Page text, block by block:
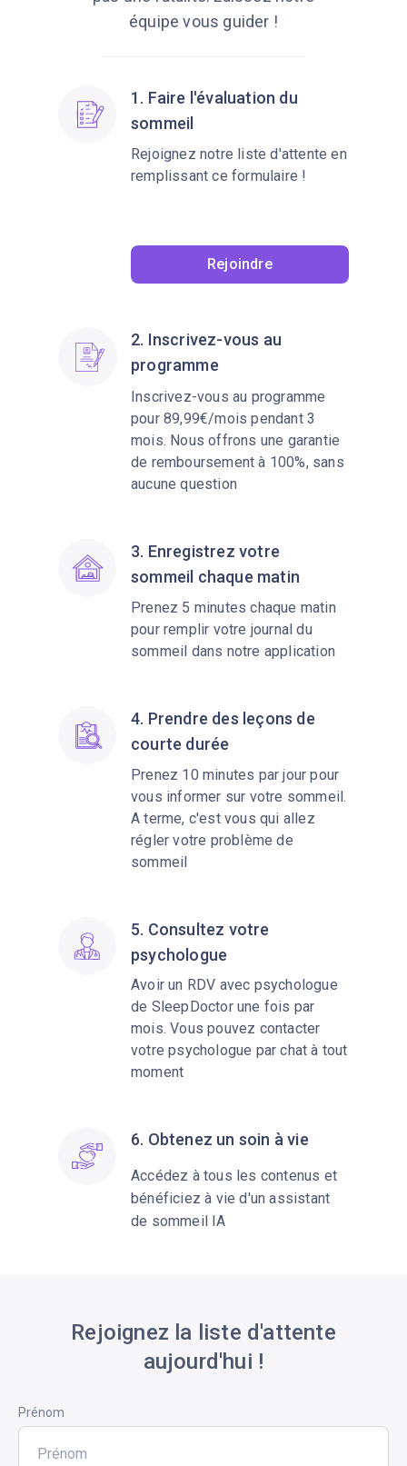
équipe vous guider !
Rejoignez notre liste d'attente en
remplissant ce formulaire !
Inscrivez-vous au programme
pour 89,99€/mois pendant 3
mois. Nous offrons une garantie
de remboursement à 100%, sans
aucune question
Prenez 5 minutes chaque matin
pour remplir votre journal du
sommeil dans notre application
Prenez 10 minutes par jour pour
vous informer sur votre sommeil.
A terme, c'est vous qui allez
régler votre problème de
sommeil
Avoir un RDV avec psychologue
de SleepDoctor une fois par
mois. Vous pouvez contacter
votre psychologue par chat à tout
moment
1. Faire l'évaluation du
sommeil
2. Inscrivez-vous au
programme
3. Enregistrez votre
sommeil chaque matin
4. Prendre des leçons de
courte durée
5. Consultez votre
psychologue
Rejoindre
Accédez à tous les contenus et
bénéficiez à vie d'un assistant
de sommeil IA
6. Obtenez un soin à vie
Rejoignez la liste d'attente
aujourd'hui !
Prénom